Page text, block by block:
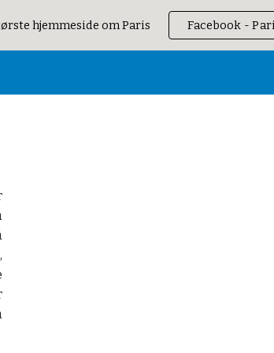
Skip to
hjemmeside om Paris Facebook -